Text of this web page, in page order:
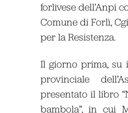
forlivese dell’Anpi
Comune di Forlì,
per la Resistenza.
Il giorno prima, su
provinciale
presentato il libro
bambola”, in cui